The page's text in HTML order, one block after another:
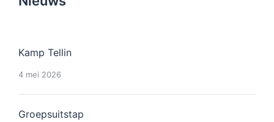
Kamp Tellin
4 mei 2026
Groepsuitstap